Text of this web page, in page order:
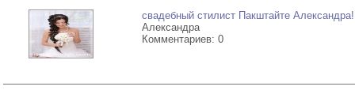
свадебный стилист Пакштайте Александра!
Александра
Комментариев: 0